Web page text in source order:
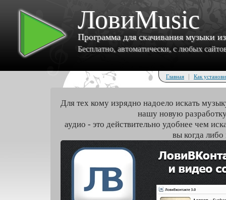
ЛовиMusic
Программа для скачивания музыки
Бесплатно, автоматически, с любых
Главная | Как
Для тех кому изрядно надоело искать
нашу новую
аудио - это действительно удобнее чем
вы когда либо